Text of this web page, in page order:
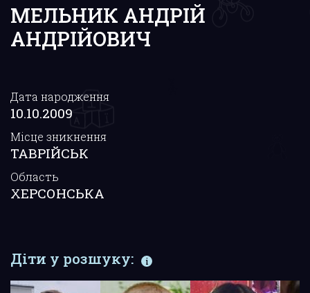
МЕЛЬНИК АНДРІЙ
АНДРІЙОВИЧ
Дата народження
10.10.2009
Місце зникнення
ТАВРІЙСЬК
Область
ХЕРСОНСЬКА
Діти у розшуку: